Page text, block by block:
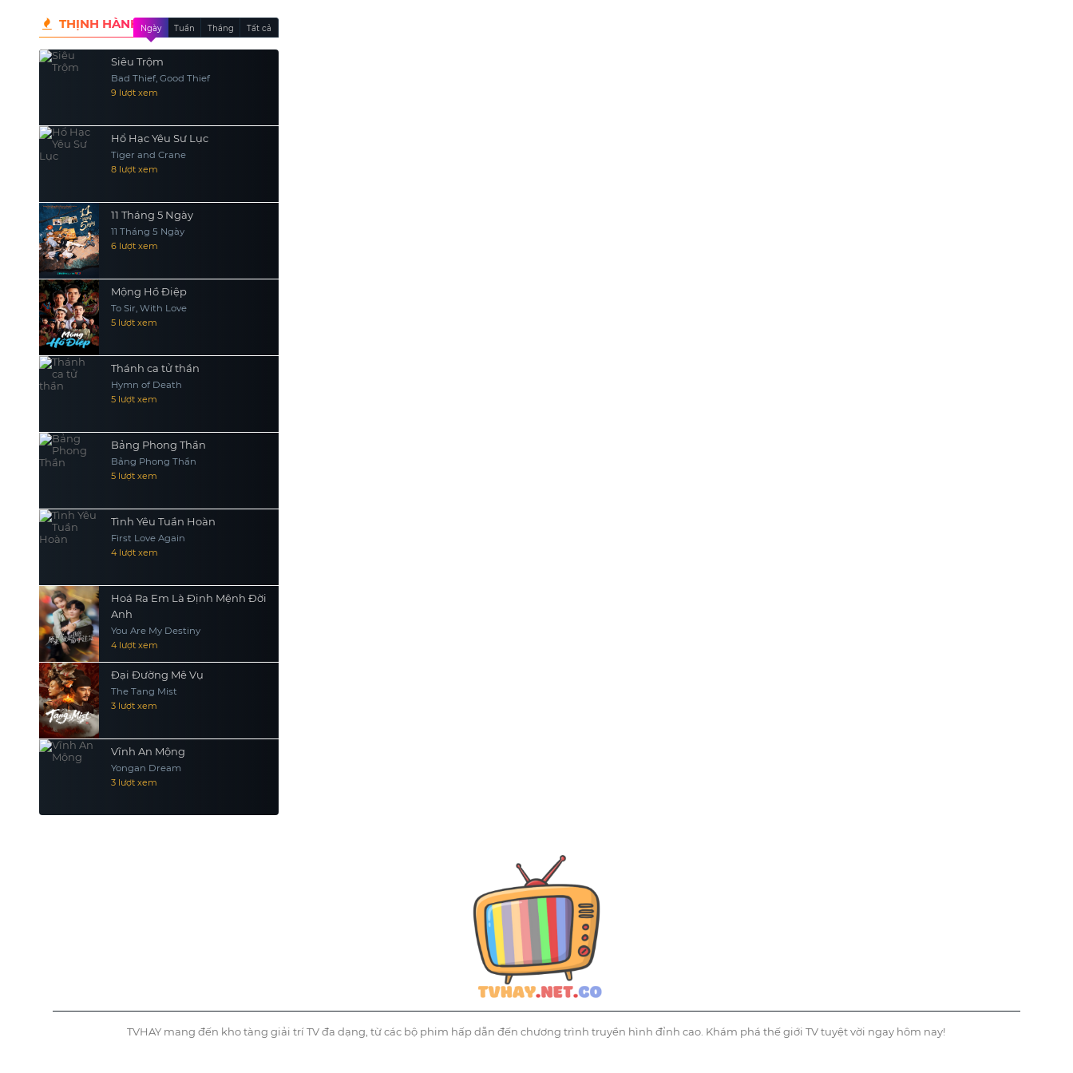
THỊNH HÀNH Ngày Tuần Tháng Tất cả
Siêu Trộm
Bad Thief, Good Thief
9 lượt xem
Hổ Hạc Yêu Sư Lục
Tiger and Crane
8 lượt xem
11 Tháng 5 Ngày
11 Tháng 5 Ngày
6 lượt xem
Mộng Hồ Điệp
To Sir, With Love
5 lượt xem
Thánh ca tử thần
Hymn of Death
5 lượt xem
Bảng Phong Thần
Bảng Phong Thần
5 lượt xem
Tình Yêu Tuần Hoàn
First Love Again
4 lượt xem
Hoá Ra Em Là Định Mệnh Đời
Anh
You Are My Destiny
4 lượt xem
Đại Đường Mê Vụ
The Tang Mist
3 lượt xem
Vĩnh An Mộng
Yongan Dream
3 lượt xem
TVHAY mang đến kho tàng giải trí TV đa dạng, từ các bộ phim hấp dẫn đến chương trình truyền hình đỉnh cao. Khám phá thế giới TV tuyệt vời ngay hôm nay!